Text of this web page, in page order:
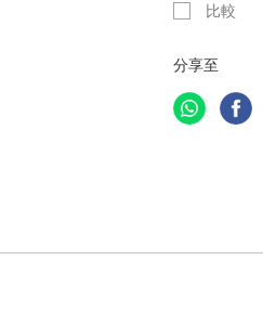
比較
分享至